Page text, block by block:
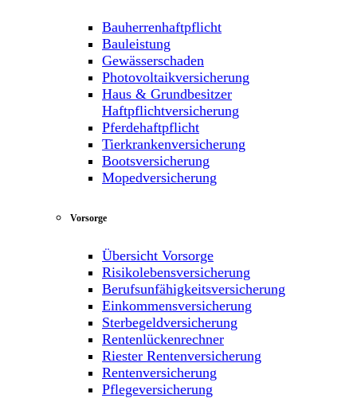
Bauherrenhaftpflicht
Bauleistung
Gewässerschaden
Photovoltaikversicherung
Haus & Grundbesitzer
Haftpflichtversicherung
Pferdehaftpflicht
Tierkrankenversicherung
Bootsversicherung
Mopedversicherung
Vorsorge
Übersicht Vorsorge
Risikolebensversicherung
Berufsunfähigkeitsversicherung
Einkommensversicherung
Sterbegeldversicherung
Rentenlückenrechner
Riester Rentenversicherung
Rentenversicherung
Pflegeversicherung